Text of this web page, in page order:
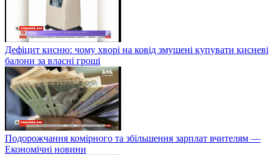
Дефіцит кисню: чому хворі на ковід змушені купувати кисневі
балони за власні гроші
Подорожчання комірного та збільшення зарплат вчителям —
Економічні новини